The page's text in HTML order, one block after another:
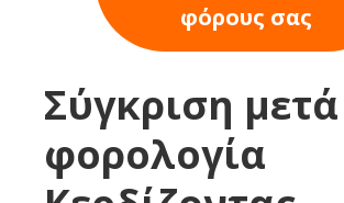
φόρους σας
Σύγκριση
φορολογία